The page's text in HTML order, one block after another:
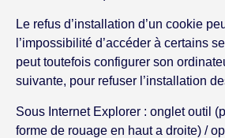
Le refus d’installation d’un cookie
l’impossibilité d’accéder à certains
peut toutefois configurer son
suivante, pour refuser l’installation
Sous Internet Explorer : onglet outil
forme de rouage en haut a droite) /